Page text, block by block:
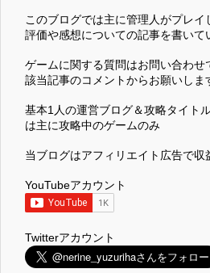
このブログでは主に管理人がプレイ
評価や感想についての記事を書いて
ゲームに関する質問はお問い合わ
該当記事のコメントからお願いしま
基本1人の運営ブログ＆攻略タイト
は主に攻略中のゲームのみ
当ブログはアフィリエイト広告で収
YouTubeアカウント
Twitterアカウント